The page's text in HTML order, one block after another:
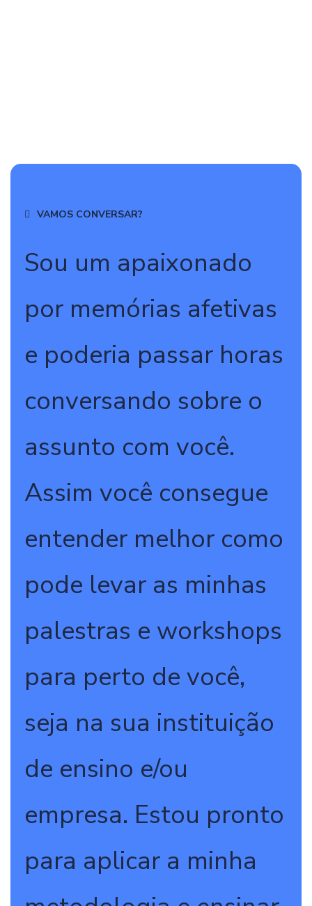
VAMOS CONVERSAR?
Sou um apaixonado
por memórias afetivas
e poderia passar horas
conversando sobre o
assunto com você.
Assim você consegue
entender melhor como
pode levar as minhas
palestras e workshops
para perto de você,
seja na sua instituição
de ensino e/ou
empresa. Estou pronto
para aplicar a minha